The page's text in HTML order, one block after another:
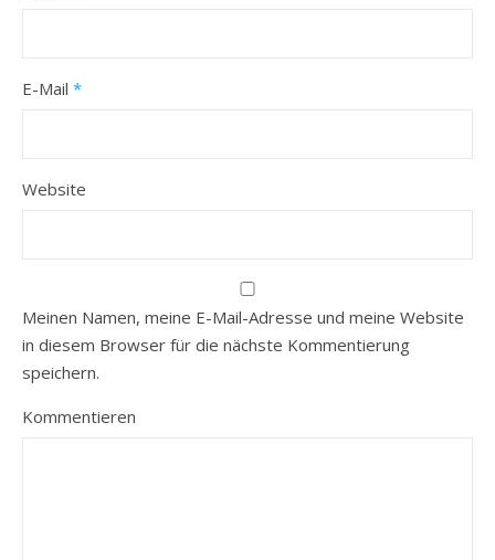
E-Mail *
Website
Meinen Namen, meine E-Mail-Adresse und meine Website
in diesem Browser für die nächste Kommentierung
speichern.
Kommentieren